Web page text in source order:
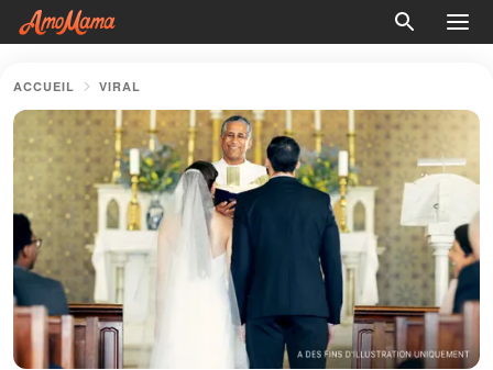
ACCUEIL VIRAL